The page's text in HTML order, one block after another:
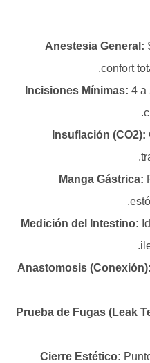
Anestesia General:
confort
Incisiones Mínimas:4
Insuflación
Manga Gástrica:
Medición del Intestino:
Anastomosis
Prueba de Fugas (Leak
Cierre Estético: